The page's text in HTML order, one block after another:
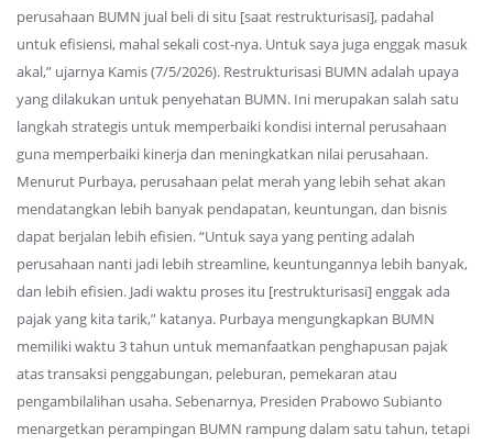
perusahaan BUMN jual beli di situ [saat restrukturisasi], padahal
untuk efisiensi, mahal sekali cost-nya. Untuk saya juga enggak masuk
akal,” ujarnya Kamis (7/5/2026). Restrukturisasi BUMN adalah upaya
yang dilakukan untuk penyehatan BUMN. Ini merupakan salah satu
langkah strategis untuk memperbaiki kondisi internal perusahaan
guna memperbaiki kinerja dan meningkatkan nilai perusahaan.
Menurut Purbaya, perusahaan pelat merah yang lebih sehat akan
mendatangkan lebih banyak pendapatan, keuntungan, dan bisnis
dapat berjalan lebih efisien. “Untuk saya yang penting adalah
perusahaan nanti jadi lebih streamline, keuntungannya lebih banyak,
dan lebih efisien. Jadi waktu proses itu [restrukturisasi] enggak ada
pajak yang kita tarik,” katanya. Purbaya mengungkapkan BUMN
memiliki waktu 3 tahun untuk memanfaatkan penghapusan pajak
atas transaksi penggabungan, peleburan, pemekaran atau
pengambilalihan usaha. Sebenarnya, Presiden Prabowo Subianto
menargetkan perampingan BUMN rampung dalam satu tahun, tetapi